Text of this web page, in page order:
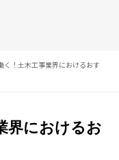
く！土木工事業界におけるおす
界におけるお